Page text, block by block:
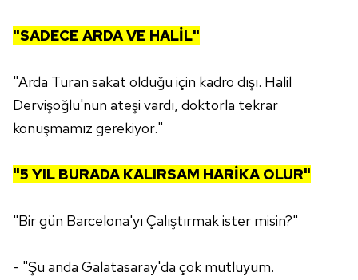
almak için lütfentıklayınız.
"SADECE ARDA VE HALİL"
"Arda Turan sakat olduğu için kadro dışı. Halil
Dervişoğlu'nun ateşi vardı, doktorla tekrar
konuşmamız gerekiyor."
"5 YIL BURADA KALIRSAM HARİKA OLUR"
"Bir gün Barcelona'yı Çalıştırmak ister misin?"
- "Şu anda Galatasaray'da çok mutluyum.